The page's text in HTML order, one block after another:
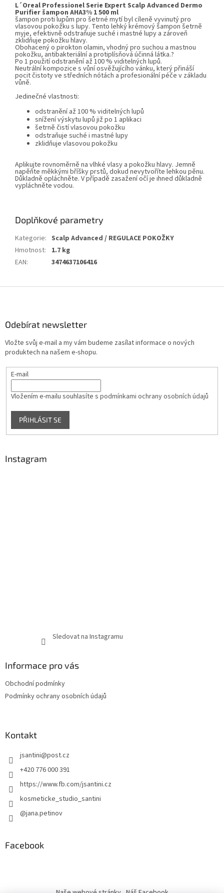
L´Oreal Professionel Serie Expert Scalp Advanced Dermo
Purifier šampon AHA3% 1500 ml
šampon proti lupům pro šetrné mytí byl cíleně vyvinutý pro
vlasovou pokožku s lupy. Tento lehký krémový šampon šetrně
myje, efektivně odstraňuje suché i mastné lupy a zároveň
zklidňuje pokožku hlavy.
Obohacený o pirokton olamin, vhodný pro suchou a mastnou
pokožku, antibakteriální a protiplísňová účinná látka.?
Po 1 použití odstranění až 100 % viditelných lupů.
Neutrální kompozice s vůní osvěžujícího vánku, který přináší
pocit čistoty ve středních nótách a profesionální péče v základu
vůně.
Jedinečné vlastnosti:
odstranění až 100 % viditelných lupů
snížení výskytu lupů již po 1 aplikaci
šetrně čistí vlasovou pokožku
odstraňuje suché i mastné lupy
zklidňuje vlasovou pokožku
Aplikujte rovnoměrně na vlhké vlasy a pokožku hlavy. Jemně
napěňte měkkými bříšky prstů, dokud nevytvoříte lehkou pěnu.
Důkladně opláchněte. V případě zasažení očí je ihned důkladně
vypláchněte vodou.
Doplňkové parametry
Kategorie: Scalp Advanced / REGULACE POKOŽKY
Hmotnost:
1.7 kg
EAN: 3474637106416
Odebírat newsletter
Vložte svůj e-mail a my vám budeme zasílat informace o nových
produktech na našem e-shopu.
E-mail
Vložením e-mailu souhlasíte s podmínkami ochrany osobních údajů
PŘIHLÁSIT SE
Instagram
Sledovat na Instagramu
Informace pro vás
Obchodní podmínky
Podmínky ochrany osobních údajů
Kontakt
jsantini@post.cz
+420 776 000 391
https://www.fb.com/jsantini.cz
kosmeticke_studio_santini
@jana.petinov
Facebook